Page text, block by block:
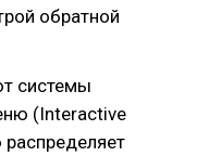
обратной
системы
(Interactive